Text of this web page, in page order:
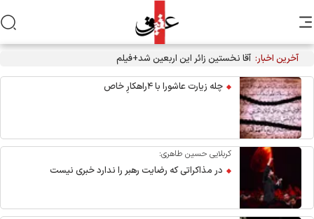
آخرین اخبار:
چله زیارت عاشورا با ۴راهکارِ خاص
کربلایی حسین طاهری:
در مذاکراتی که رضایت رهبر را ندارد خبری نیست